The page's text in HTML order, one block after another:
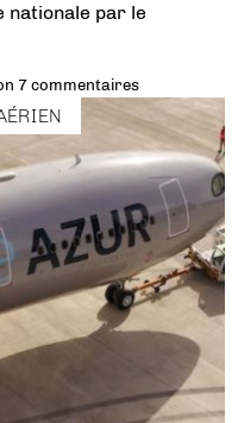
nationale par le
7 commentaires